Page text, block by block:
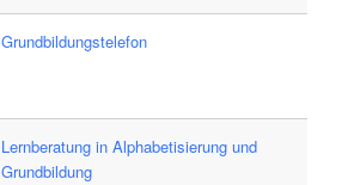
Grundbildungstelefon
Lernberatung in Alphabetisierung und
Grundbildung